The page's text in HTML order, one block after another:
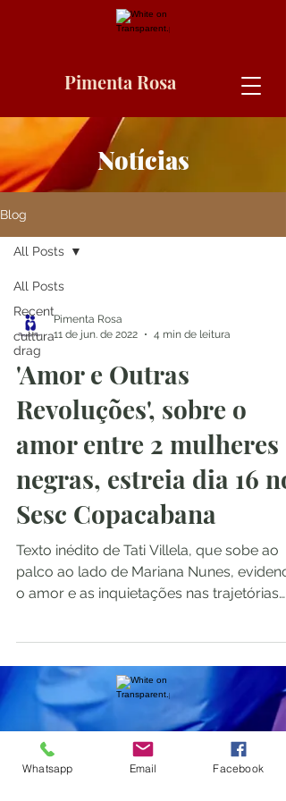
Pimenta Rosa
Notícias
Blog
All Posts
Recent
cultura
drag
All Posts
Pimenta Rosa
11 de jun. de 2022
4 min de leitura
'Amor e Outras
Revoluções', sobre o
amor entre 2 mulheres
negras, estreia dia 16 no
Sesc Copacabana
Texto inédito de Tati Villela, que sobe ao
palco ao lado de Mariana Nunes,
o amor e as inquietações nas trajetórias
Pimenta Rosa
Whatsapp Email Facebook